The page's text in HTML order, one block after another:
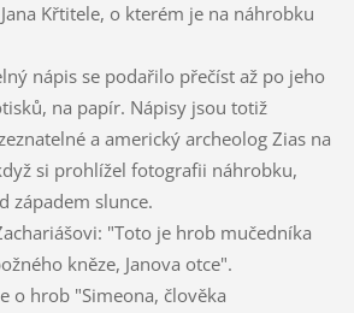
Křtitele, o kterém je na náhrobku
nápis se podařilo přečíst až po jeho
na papír. Nápisy jsou totiž
a americký archeolog Zias na
si prohlížel fotografii náhrobku,
západem slunce.
"Toto je hrob mučedníka
kněze, Janova otce".
o hrob "Simeona, člověka